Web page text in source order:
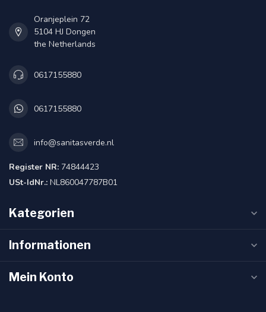
Oranjeplein 72
5104 HJ Dongen
the Netherlands
0617155880
0617155880
info@sanitasverde.nl
Register NR: 74844423
USt-IdNr.: NL860047787B01
Kategorien
Informationen
Mein Konto